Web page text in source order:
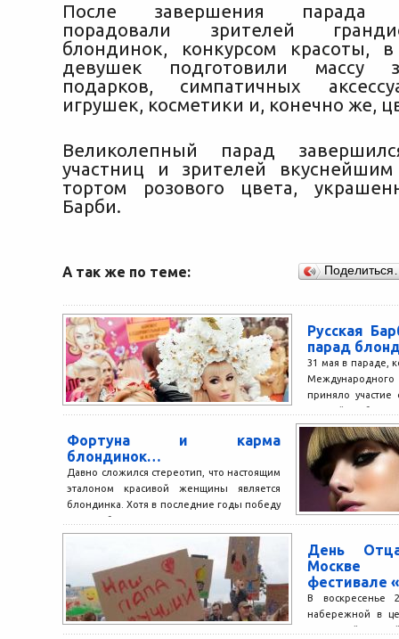
После завершения парада
порадовали зрителей
блондинок, конкурсом красоты,
девушек подготовили массу
подарков, симпатичных
игрушек, косметики и, конечно же,
Великолепный парад
участниц и зрителей
тортом розового цвета,
Барби.
А так же по теме:
Русская
парад
31 мая в параде,
приняло участие
русской Барби...
Фортуна и карма
блондинок…
Давно сложился стереотип, что настоящим
эталоном красивой женщины является
блондинка. Хотя в последние годы победу
на большинстве международных
конкурсов красоты...
День
Москве
фестивале
В воскресенье
набережной в
городской